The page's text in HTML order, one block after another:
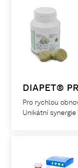
DIAPET®
Pro rychlou
Unikátní synergie